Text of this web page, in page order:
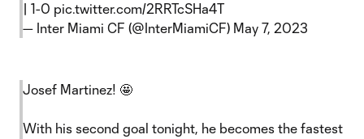
| 1-0 pic.twitter.com/2RRTcSHa4T
— Inter Miami CF (@InterMiamiCF) May 7, 2023
Josef Martinez! 🤩
With his second goal tonight, he becomes the fastest